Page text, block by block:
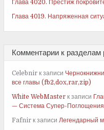
Глава 4020. Престиж
Глава 4019. Напряженная
Комментарии к разделам
Celebnir к записи
все главы (fb2,dox,rar,zip)
White WebMaster к записи
— Система Супер-Поглощения
Fafnir к записи Легендарный